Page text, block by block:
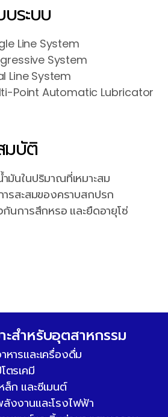
ระบบ
Line System
System
Line System
Point Automatic Lubricator
บัติ
มันในปริมาณที่เหมาะสม
รสะสมของคราบสกปรก
นการสึกหรอ และยืดอายุโซ่
ะสำหรับอุตสาหกรรม
หารและเครื่องดื่ม
ตรเคมี
ล็ก และซีเมนต์
งงานและโรงไฟฟ้า